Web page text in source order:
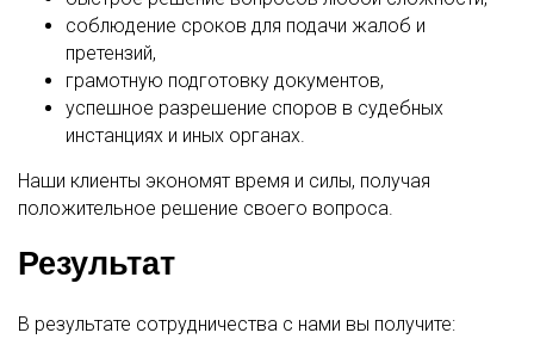
соблюдение сроков для подачи жалоб и
претензий,
грамотную подготовку документов,
успешное разрешение споров в судебных
инстанциях и иных органах.
Наши клиенты экономят время и силы, получая
положительное решение своего вопроса.
Результат
В результате сотрудничества с нами вы получите: